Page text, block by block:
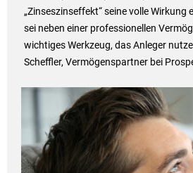
„Zinseszinseffekt“ seine volle Wirkung
sei neben einer professionellen
wichtiges Werkzeug, das Anleger
Scheffler, Vermögenspartner bei